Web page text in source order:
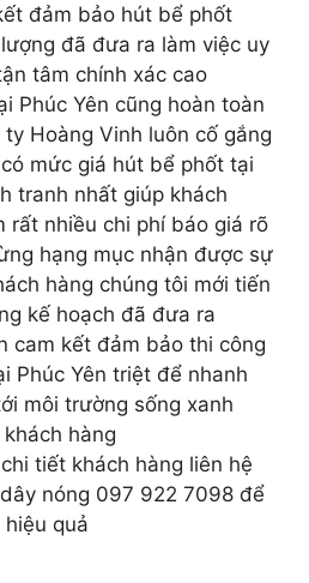
đảm bảo hút bể phốt
đã đưa ra làm việc uy
tâm chính xác cao
Phúc Yên cũng hoàn toàn
Hoàng Vinh luôn cố gắng
mức giá hút bể phốt tại
tranh nhất giúp khách
rất nhiều chi phí báo giá rõ
hạng mục nhận được sự
hàng chúng tôi mới tiến
kế hoạch đã đưa ra
cam kết đảm bảo thi công
Phúc Yên triệt để nhanh
môi trường sống xanh
hàng
tiết khách hàng liên hệ
nóng 097 922 7098 để
quả